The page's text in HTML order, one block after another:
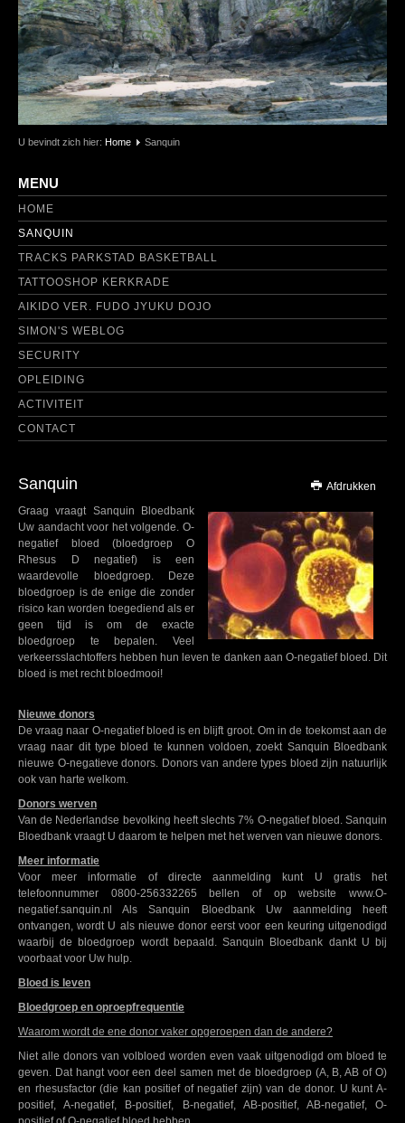
U bevindt zich hier: Home Sanquin
MENU
HOME
SANQUIN
TRACKS PARKSTAD BASKETBALL
TATTOOSHOP KERKRADE
AIKIDO VER. FUDO JYUKU DOJO
SIMON'S WEBLOG
SECURITY
OPLEIDING
ACTIVITEIT
CONTACT
Afdrukken
Sanquin
Graag vraagt Sanquin Bloedbank
Uw aandacht voor het volgende. O-
negatief bloed (bloedgroep O
Rhesus D negatief) is een
waardevolle bloedgroep. Deze
bloedgroep is de enige die zonder
risico kan worden toegediend als er
geen tijd is om de exacte
bloedgroep te bepalen. Veel
verkeersslachtoffers hebben hun leven te danken aan O-negatief bloed. Dit
bloed is met recht bloedmooi!
Nieuwe donors
De vraag naar O-negatief bloed is en blijft groot. Om in de toekomst aan de
vraag naar dit type bloed te kunnen voldoen, zoekt Sanquin Bloedbank
nieuwe O-negatieve donors. Donors van andere types bloed zijn natuurlijk
ook van harte welkom.
Donors werven
Van de Nederlandse bevolking heeft slechts 7% O-negatief bloed. Sanquin
Bloedbank vraagt U daarom te helpen met het werven van nieuwe donors.
Meer informatie
Voor meer informatie of directe aanmelding kunt U gratis het
telefoonnummer 0800-256332265 bellen of op website www.O-
negatief.sanquin.nl Als Sanquin Bloedbank Uw aanmelding heeft
ontvangen, wordt U als nieuwe donor eerst voor een keuring uitgenodigd
waarbij de bloedgroep wordt bepaald. Sanquin Bloedbank dankt U bij
voorbaat voor Uw hulp.
Bloed is leven
Bloedgroep en oproepfrequentie
Waarom wordt de ene donor vaker opgeroepen dan de andere?
Niet alle donors van volbloed worden even vaak uitgenodigd om bloed te
geven. Dat hangt voor een deel samen met de bloedgroep (A, B, AB of O)
en rhesusfactor (die kan positief of negatief zijn) van de donor. U kunt A-
positief, A-negatief, B-positief, B-negatief, AB-positief, AB-negatief, O-